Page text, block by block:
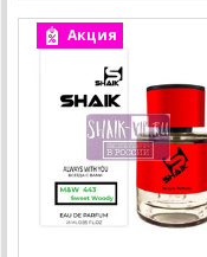
Акция